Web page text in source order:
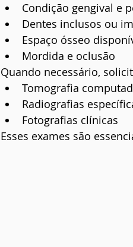
Condição gengival e
Dentes inclusos ou
Espaço ósseo
Mordida e oclusão
Quando necessário,
Tomografia
Radiografias
Fotografias clínicas
Esses exames são